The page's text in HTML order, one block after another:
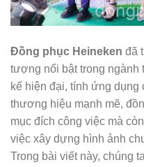
Đồng phục Heineken đã
tượng nổi bật trong ngành
kế hiện đại, tính ứng dụng
thương hiệu mạnh mẽ,
mục đích công việc mà
việc xây dựng hình ảnh
Trong bài viết này, chúng